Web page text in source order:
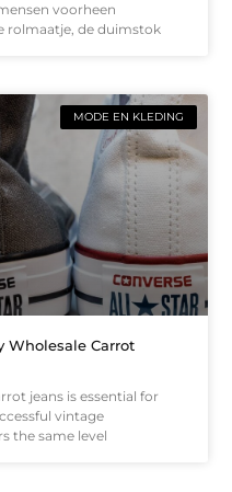
voorheen
rolmaatje, de duimstok
MODE EN KLEDING
Wholesale Carrot
jeans is essential for
vintage
the same level